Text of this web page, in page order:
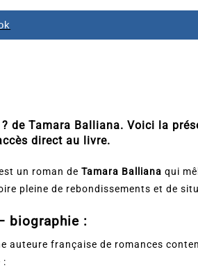
de Tamara Balliana. Voici la
direct au livre.
un roman de Tamara Balliana qui
pleine de rebondissements et de
biographie :
auteure française de romances
: